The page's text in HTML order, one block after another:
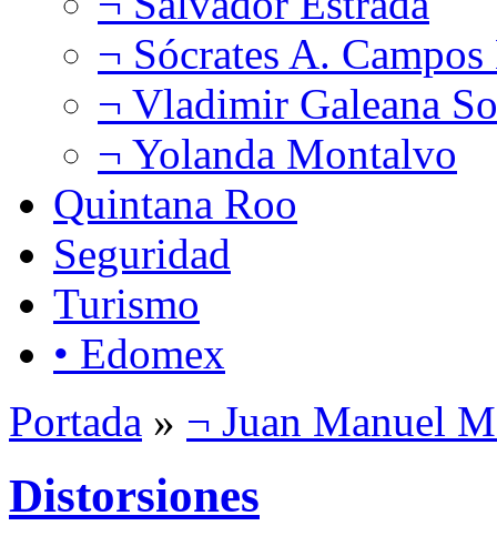
¬ Sócrates A.
¬ Vladimir Galeana
¬ Yolanda Montalvo
Quintana Roo
Seguridad
Turismo
• Edomex
Portada » ¬ Juan Manuel
Distorsiones